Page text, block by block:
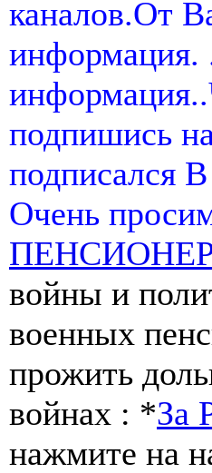
каналов.От
информация.
подпишись
подписался
Очень
войны и
военных
прожить
войнах : *За
нажмите на